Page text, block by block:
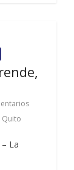
Quito
La